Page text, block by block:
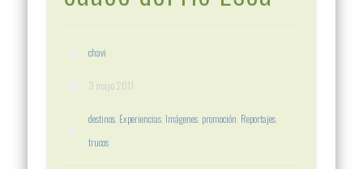
chavi
3 mayo 2011
destinos Experiencias Imágenes promoción Reportajes
trucos